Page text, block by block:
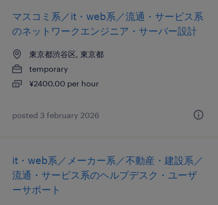
マスコミ系／it・web系／流通・サービス系
のネットワークエンジニア・サーバー設計
東京都渋谷区, 東京都
temporary
¥2400.00 per hour
posted 3 february 2026
it・web系／メーカー系／不動産・建設系／
流通・サービス系のヘルプデスク・ユーザ
ーサポート